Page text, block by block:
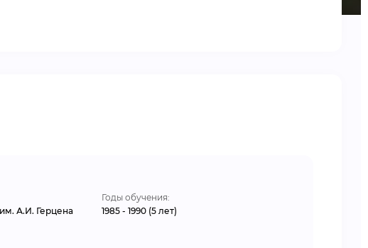
А.И. Герцена
Годы обучения:
1985 - 1990 (5 лет)